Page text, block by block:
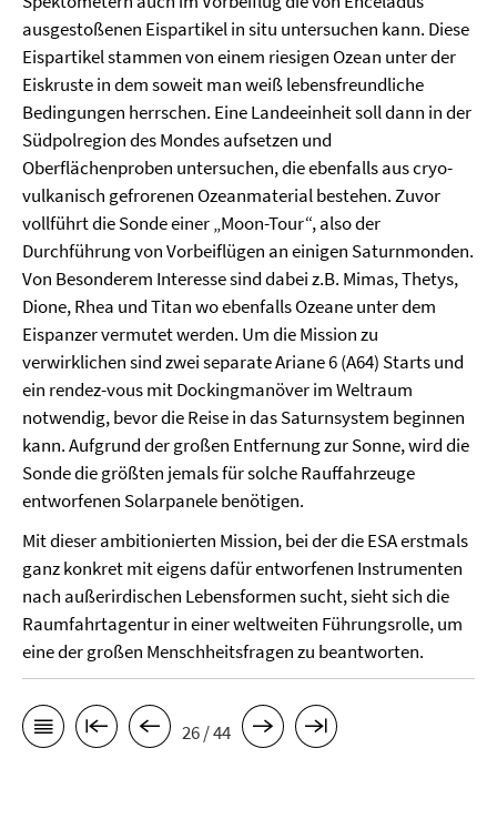
ausgestoßenen Eispartikel in situ untersuchen kann. Diese
Eispartikel stammen von einem riesigen Ozean unter der
Eiskruste in dem soweit man weiß lebensfreundliche
Bedingungen herrschen. Eine Landeeinheit soll dann in der
Südpolregion des Mondes aufsetzen und
Oberflächenproben untersuchen, die ebenfalls aus cryo-
vulkanisch gefrorenen Ozeanmaterial bestehen. Zuvor
vollführt die Sonde einer „Moon-Tour“, also der
Durchführung von Vorbeiflügen an einigen Saturnmonden.
Von Besonderem Interesse sind dabei z.B. Mimas, Thetys,
Dione, Rhea und Titan wo ebenfalls Ozeane unter dem
Eispanzer vermutet werden. Um die Mission zu
verwirklichen sind zwei separate Ariane 6 (A64) Starts und
ein rendez-vous mit Dockingmanöver im Weltraum
notwendig, bevor die Reise in das Saturnsystem beginnen
kann. Aufgrund der großen Entfernung zur Sonne, wird die
Sonde die größten jemals für solche Rauffahrzeuge
entworfenen Solarpanele benötigen.
Mit dieser ambitionierten Mission, bei der die ESA erstmals
ganz konkret mit eigens dafür entworfenen Instrumenten
nach außerirdischen Lebensformen sucht, sieht sich die
Raumfahrtagentur in einer weltweiten Führungsrolle, um
eine der großen Menschheitsfragen zu beantworten.
26 / 44